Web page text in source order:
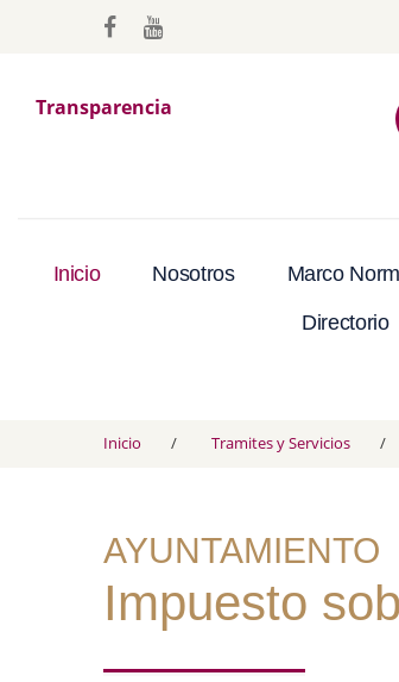
Transparencia
Inicio Nosotros Marco
Directorio
Inicio Tramites y Servicios
AYUNTAMIENTO
Impuesto